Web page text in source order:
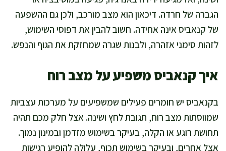
הגברה של חרדה. דיכאון הוא מצב מורכב, ולכן גם ההשפעה
של קנאביס אינה אחידה. חשוב להבין את דפוסי השימוש,
לזהות סימני אזהרה, ולבנות שגרה שמחזקת את הגוף והנפש.
איך קנאביס משפיע על מצב רוח
בקנאביס יש חומרים פעילים שמשפיעים על מערכות עצביות
שמווסתות מצב רוח, תגובת לחץ ושינה. אצל חלק מכם תהיה
תחושת רוגע או הקלה, בעיקר בשימוש מזדמן ובמינון נמוך.
אצל אחרים, ובעיקר בשימוש תכוף, עלולה להופיע רגישות